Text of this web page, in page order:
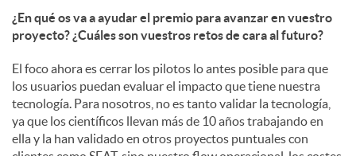
¿En qué os va a ayudar el premio para avanzar en vuestro
proyecto? ¿Cuáles son vuestros retos de cara al futuro?
El foco ahora es cerrar los pilotos lo antes posible para que
los usuarios puedan evaluar el impacto que tiene nuestra
tecnología. Para nosotros, no es tanto validar la tecnología,
ya que los científicos llevan más de 10 años trabajando en
ella y la han validado en otros proyectos puntuales con